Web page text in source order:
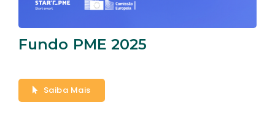
Fundo PME 2025
Saiba Mais